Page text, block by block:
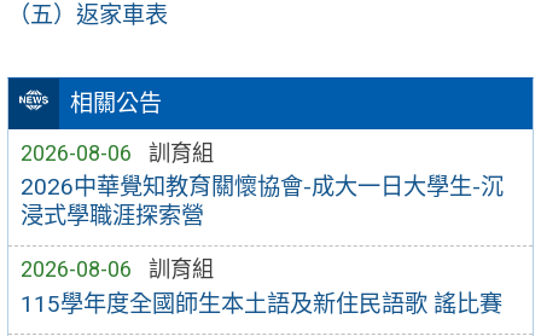
相關公告
2026-08-06 訓育組
2026中華覺知教育關懷協會-成大一日大學生-沉
浸式學職涯探索營
2026-08-06 訓育組
115學年度全國師生本土語及新住民語歌 謠比賽
（五）返家車表